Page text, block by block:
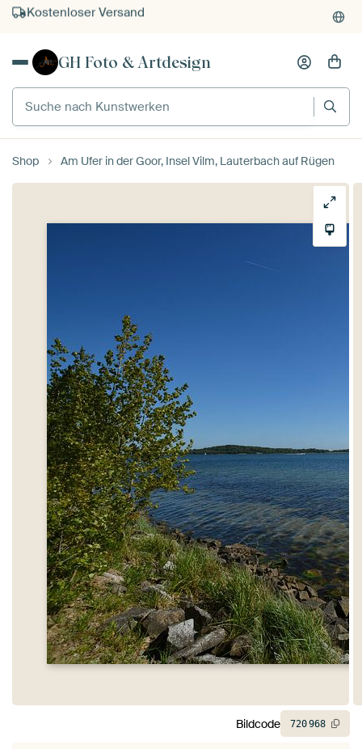
Kauf auf Rechnung
Individueller Druck auf Bestellung
GH Foto & Artdesign
Suche nach Kunstwerken
Shop Am Ufer in der Goor, Insel Vilm, Lauterbach auf Rügen
Bildcode 720968